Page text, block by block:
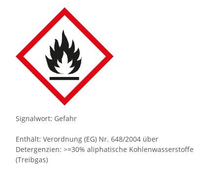
Signalwort: Gefahr
Enthält: Verordnung (EG) Nr. 648/2004 über
Detergenzien: >=30% aliphatische Kohlenwasserstoffe
(Treibgas)